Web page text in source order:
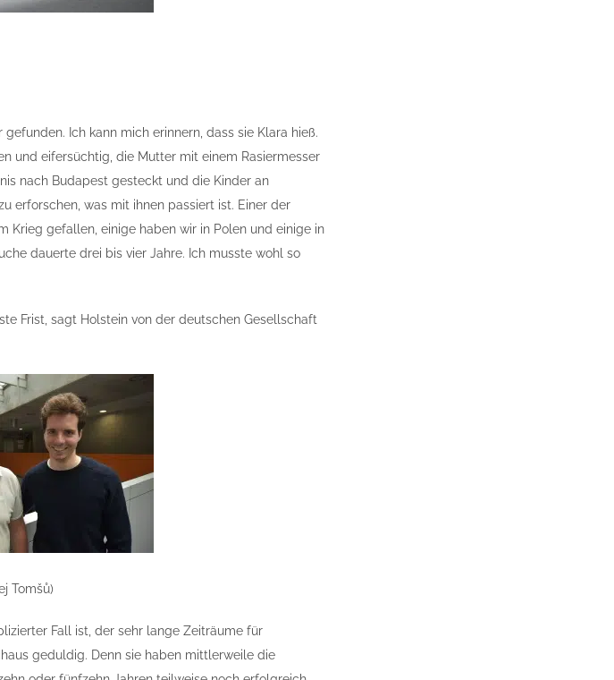
Ich kann mich erinnern, dass sie Klara hieß.
und eifersüchtig, die Mutter mit einem Rasiermesser
nach Budapest gesteckt und die Kinder an
erforschen, was mit ihnen passiert ist. Einer der
Krieg gefallen, einige haben wir in Polen und einige in
dauerte drei bis vier Jahre. Ich musste wohl so
Frist, sagt Holstein von der deutschen Gesellschaft
Tomšů)
Fall ist, der sehr lange Zeiträume für
geduldig. Denn sie haben mittlerweile die